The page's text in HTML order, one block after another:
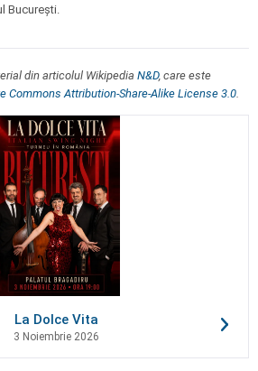
București.
din articolul Wikipedia N&D, care este
Commons Attribution-Share-Alike License 3.0.
La Dolce Vita
3 Noiembrie 2026